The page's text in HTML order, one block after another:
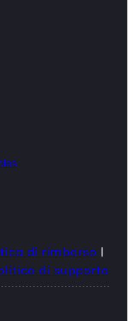
di rimborso |
di supporto